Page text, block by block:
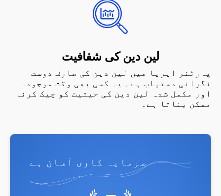
لین دین کی شفافیت
پارٹنر ایریا میں لین دین کی صارف دوست
نگرانی دستیاب ہے۔ یہ کسی بھی وقت موجودہ
اور مکمل شدہ لین دین کی حیثیت کو چیک کرنا
ممکن بناتا ہے۔
سرمایہ کاری آسان ہے